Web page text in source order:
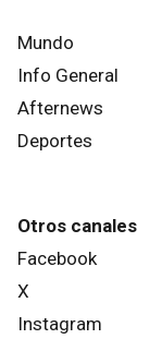
Mundo
Info General
Afternews
Deportes
Otros canales
Facebook
X
Instagram